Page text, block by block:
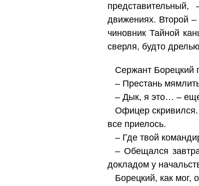
движениях. Второй
чиновник Тайной
сверля, будто
Сержант Борецкий
– Престань
– Дык, я это… –
Офицер
все приелось.
– Где твой
– Обещался
докладом у
Борецкий, как мог,